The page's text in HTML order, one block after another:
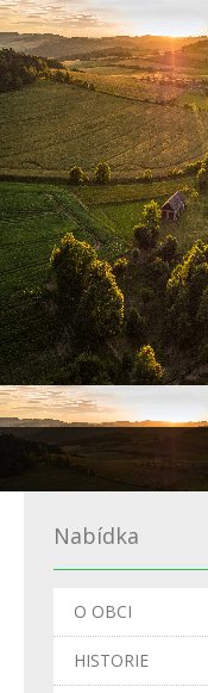
Nabídka
O OBCI
HISTORIE